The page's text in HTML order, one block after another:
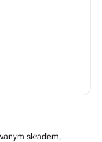
składem,